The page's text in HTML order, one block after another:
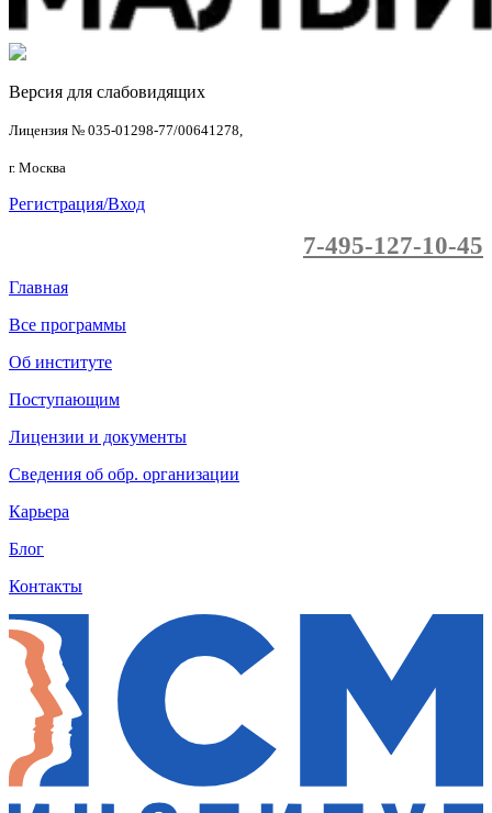
Версия для слабовидящих
Лицензия № 035-01298-77/00641278,
г. Москва
Регистрация/Вход
7-495-127-10-45
Главная
Все программы
Об институте
Поступающим
Лицензии и документы
Сведения об обр. организации
Карьера
Блог
Контакты